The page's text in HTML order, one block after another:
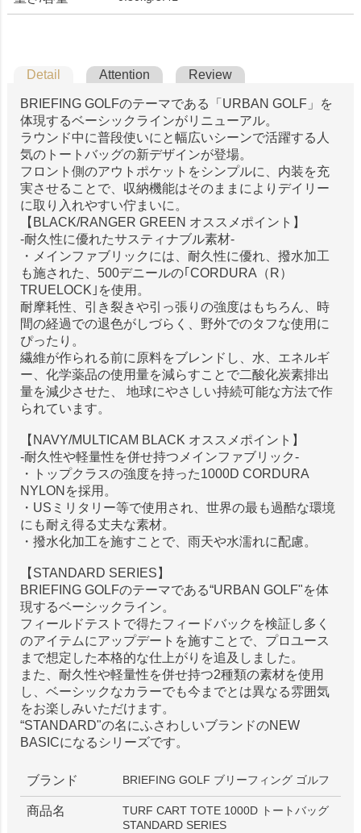
Detail Attention Review
BRIEFING GOLFのテーマである「URBAN GOLF」を
体現するベーシックラインがリニューアル。
ラウンド中に普段使いにと幅広いシーンで活躍する人
気のトートバッグの新デザインが登場。
フロント側のアウトポケットをシンプルに、内装を充
実させることで、収納機能はそのままによりデイリー
に取り入れやすい佇まいに。
【BLACK/RANGER GREEN オススメポイント】
-耐久性に優れたサスティナブル素材-
・メインファブリックには、耐久性に優れ、撥水加工
も施された、500デニールの｢CORDURA（R）
TRUELOCK｣を使用。
耐摩耗性、引き裂きや引っ張りの強度はもちろん、時
間の経過での退色がしづらく、野外でのタフな使用に
ぴったり。
繊維が作られる前に原料をブレンドし、水、エネルギ
ー、化学薬品の使用量を減らすことで二酸化炭素排出
量を減少させた、 地球にやさしい持続可能な方法で作
られています。
【NAVY/MULTICAM BLACK オススメポイント】
-耐久性や軽量性を併せ持つメインファブリック-
・トップクラスの強度を持った1000D CORDURA
NYLONを採用。
・USミリタリー等で使用され、世界の最も過酷な環境
にも耐え得る丈夫な素材。
・撥水化加工を施すことで、雨天や水濡れに配慮。
【STANDARD SERIES】
BRIEFING GOLFのテーマである“URBAN GOLF"を体
現するベーシックライン。
フィールドテストで得たフィードバックを検証し多く
のアイテムにアップデートを施すことで、プロユース
まで想定した本格的な仕上がりを追及しました。
また、耐久性や軽量性を併せ持つ2種類の素材を使用
し、ベーシックなカラーでも今までとは異なる雰囲気
をお楽しみいただけます。
“STANDARD"の名にふさわしいブランドのNEW
BASICになるシリーズです。
ブランド BRIEFING GOLF ブリーフィング ゴルフ
商品名
TURF CART TOTE 1000D トートバッグ
STANDARD SERIES